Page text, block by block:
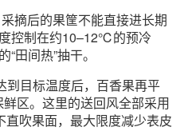
摘后的果筐不能直接进长期
控制在约10–12℃的预冷
田间热”抽干。
到目标温度后，百香果再平
区。这里的送回风全部采用
直吹果面，最大限度减少表皮